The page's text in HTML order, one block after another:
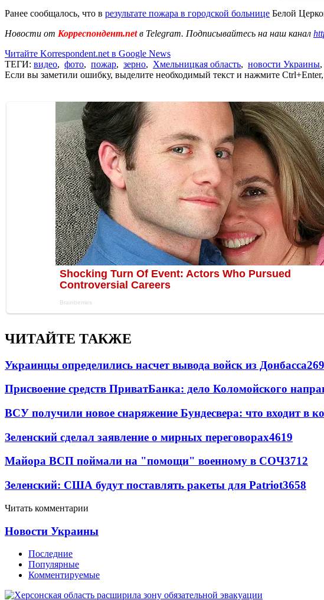
Ранее сообщалось, что в результате пожара в городской больнице Белой
Новости от Корреспондент.netв Telegram. Подписывайтесь на наш канал
Читайте Korrespondent.net в Google News
ТЕГИ: видео, фото, пожар, зерно, Хмельницкая область, новости Украины,
Если вы заметили ошибку, выделите необходимый текст и нажмите
ЧИТАЙТЕ ТАКЖЕ
Украинцы определились насчет вывода войск из Донбасса
Присвоение средств ПриватБанка: дело Коломойского
ВСУ получили новое снаряжение Бундесвера: что входит в
Зеленский сделал заявление о мирных переговорах4619
Майора ВСП поймали на "помощи" военному в СОЧ3712
Зеленский: США будут поставлять ракеты для Patriot3658
Читать комментарии
Новости Украины
Последние
Популярные
Комментируемые